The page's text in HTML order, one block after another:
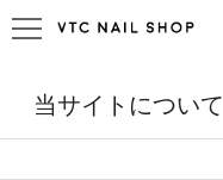
当サイトについて